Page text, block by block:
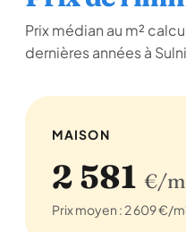
Prix médian au m²
dernières années à
MAISON
2 581 €/
Prix moyen : 2 609 €/